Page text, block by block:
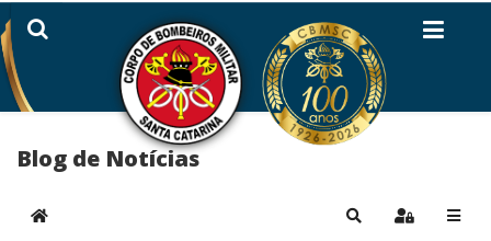
Blog de Notícias
Home PesquisarSign In